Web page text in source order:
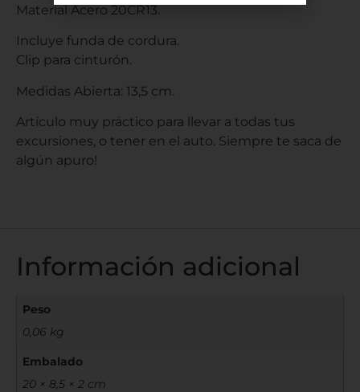
Material Acero 20CR13.
Incluye funda de cordura.
Clip para cinturón.
Medidas Abierta: 13,5 cm.
Artículo muy práctico para llevar a todas tus
excursiones, o tener en el auto. Siempre te saca de
algún apuro!
Información adicional
Peso
0,06 kg
Embalado
20 × 8,5 × 2 cm